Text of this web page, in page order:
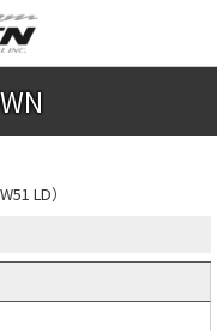
LD）